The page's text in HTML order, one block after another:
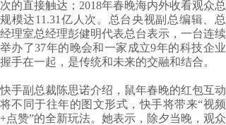
次的直接触达；2018年春晚海内外收看观众总
规模达11.31亿人次。总台央视副总编辑、总
经理室总经理彭健明代表总台表示，一台连续
举办了37年的晚会和一家成立9年的科技企业
握手在一起，是传统和未来的交融和结合。
快手副总裁陈思诺介绍，鼠年春晚的红包互动
将不同于往年的图文形式，快手将带来“视频
+点赞”的全新玩法。她表示，除夕当晚，观众